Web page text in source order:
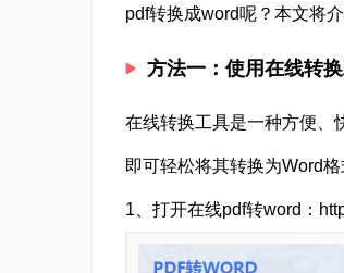
pdf转换成word呢？本文将
方法一：使用在线转
在线转换工具是一种方便、
即可轻松将其转换为Word
1、打开在线pdf转word：